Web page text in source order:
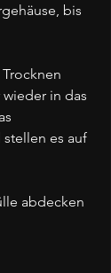
bis
in das
es auf
abdecken